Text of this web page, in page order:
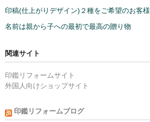
印稿(仕上がりデザイン)２種をご希望のお客様
名前は親から子への最初で最高の贈り物
関連サイト
印鑑リフォームサイト
外国人向けショップサイト
印鑑リフォームブログ